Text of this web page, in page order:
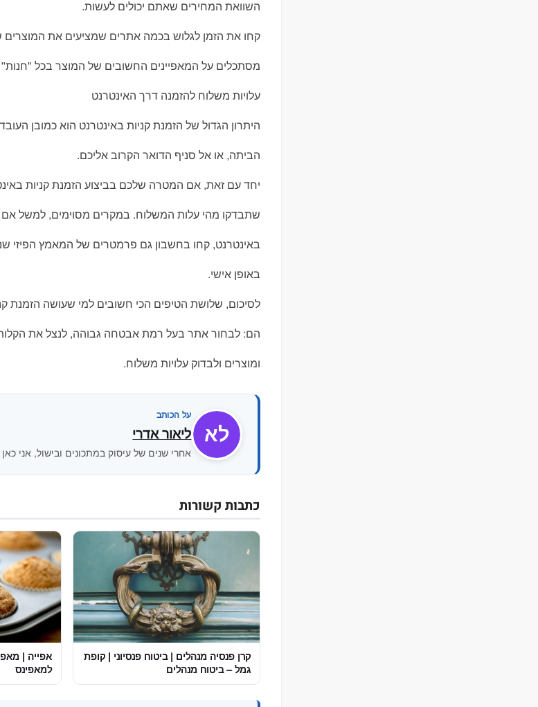
השוואת המחירים שאתם יכולים לעשות.
קחו את הזמן לגלוש בכמה אתרים שמציעים את
מסתכלים על המאפיינים החשובים של המוצר בכל
עלויות משלוח להזמנה דרך האינטרנט
היתרון הגדול של הזמנת קניות באינטרנט הוא כמובן
הביתה, או אל סניף הדואר הקרוב אליכם.
יחד עם זאת, אם המטרה שלכם בביצוע הזמנת קניות
שתבדקו מהי עלות המשלוח. במקרים מסוימים, למשל אם
באינטרנט, קחו בחשבון גם פרמטרים של המאמץ הפיזי
באופן אישי.
לסיכום, שלושת הטיפים הכי חשובים למי שעושה הזמנת
הם: לבחור אתר בעל רמת אבטחה גבוהה, לנצל את
ומוצרים ולבדוק עלויות משלוח.
לא
על הכותב
ליאור אדרי
אחרי שנים של עיסוק במתכונים ובישול, אני
כתבות קשורות
קרן פנסיה מנהלים | ביטוח פנסיוני | קופת
גמל – ביטוח מנהלים
אפייה |
למאפינס